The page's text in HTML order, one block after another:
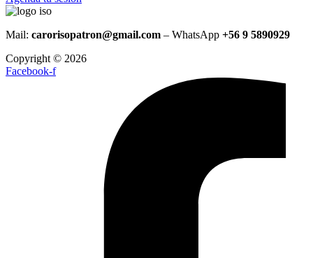
Mail: carorisopatron@gmail.com – WhatsApp +56 9 5890929
Copyright © 2026
Facebook-f